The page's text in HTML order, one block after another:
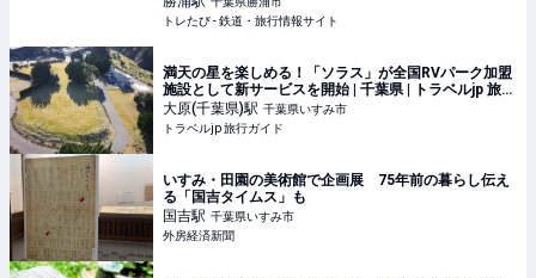
トレたび - 鉄道・旅行情報サイト
満天の星を楽しめる！「ソラス」が全国RVパーク加盟
施設として新サービスを開始 | 千葉県 | トラベルjp 旅行
ガイド
大原(千葉県)駅 千葉県いすみ市
トラベルjp 旅行ガイド
いすみ・田園の美術館で企画展 75年前の暮らし伝え
る「国吉タイムス」も
国吉駅 千葉県いすみ市
外房経済新聞